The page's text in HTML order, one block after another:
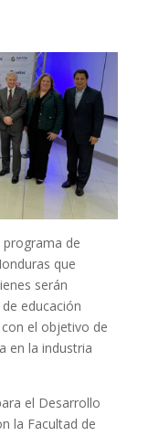
de
que
serán
educación
el objetivo de
en la industria
el Desarrollo
la Facultad de